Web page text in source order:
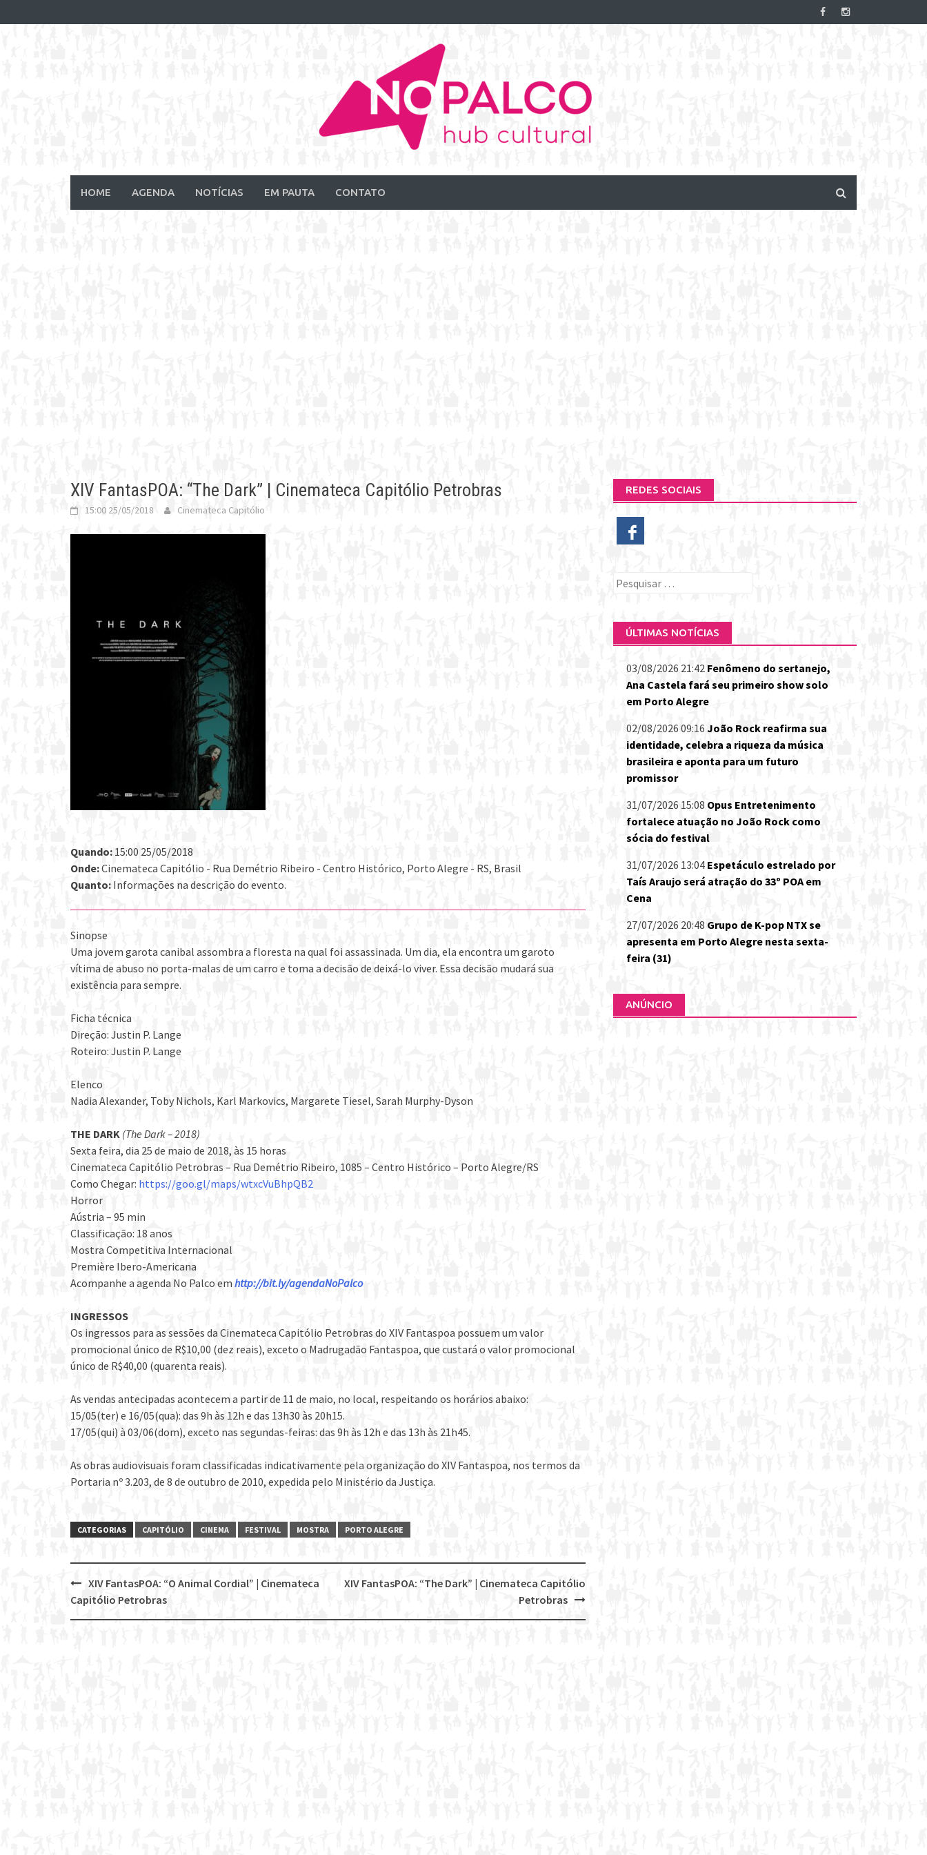
to
HOME AGENDA NOTÍCIAS EM PAUTA CONTATO
XIV FantasPOA: “The Dark” | Cinemateca Capitólio Petrobras
15:00 25/05/2018 Cinemateca Capitólio
Quando: 15:00 25/05/2018
Onde:Cinemateca Capitólio - Rua Demétrio Ribeiro - Centro Histórico, Porto Alegre - RS, Brasil
Quanto: Informações na descrição do evento.
Sinopse
Uma jovem garota canibal assombra a floresta na qual foi assassinada. Um dia, ela encontra um garoto
vítima de abuso no porta-malas de um carro e toma a decisão de deixá-lo viver. Essa decisão mudará sua
existência para sempre.
Ficha técnica
Direção: Justin P. Lange
Roteiro: Justin P. Lange
Elenco
Nadia Alexander, Toby Nichols, Karl Markovics, Margarete Tiesel, Sarah Murphy-Dyson
THE DARK (The Dark – 2018)
Sexta feira, dia 25 de maio de 2018, às 15 horas
Cinemateca Capitólio Petrobras – Rua Demétrio Ribeiro, 1085 – Centro Histórico – Porto Alegre/RS
Como Chegar: https://goo.gl/maps/wtxcVuBhpQB2
Horror
Aústria – 95 min
Classificação: 18 anos
Mostra Competitiva Internacional
Première Ibero-Americana
Acompanhe a agenda No Palco emhttp://bit.ly/agendaNoPalco
INGRESSOS
Os ingressos para as sessões da Cinemateca Capitólio Petrobras do XIV Fantaspoa possuem um valor
promocional único de R$10,00 (dez reais), exceto o Madrugadão Fantaspoa, que custará o valor promocional
único de R$40,00 (quarenta reais).
As vendas antecipadas acontecem a partir de 11 de maio, no local, respeitando os horários abaixo:
15/05(ter) e 16/05(qua): das 9h às 12h e das 13h30 às 20h15.
17/05(qui) à 03/06(dom), exceto nas segundas-feiras: das 9h às 12h e das 13h às 21h45.
As obras audiovisuais foram classificadas indicativamente pela organização do XIV Fantaspoa, nos termos da
Portaria nº 3.203, de 8 de outubro de 2010, expedida pelo Ministério da Justiça.
CATEGORIAS CAPITÓLIO CINEMA FESTIVAL MOSTRA PORTO ALEGRE
Post
navigation
XIV FantasPOA: “The Dark” | Cinemateca Capitólio
Petrobras
XIV FantasPOA: “O Animal Cordial” | Cinemateca
Capitólio Petrobras
REDES SOCIAIS
Pesquisar
ÚLTIMAS NOTÍCIAS
03/08/2026 21:42 Fenômeno do sertanejo,
Ana Castela fará seu primeiro show solo
em Porto Alegre
02/08/2026 09:16 João Rock reafirma sua
identidade, celebra a riqueza da música
brasileira e aponta para um futuro
promissor
31/07/2026 15:08 Opus Entretenimento
fortalece atuação no João Rock como
sócia do festival
31/07/2026 13:04 Espetáculo estrelado por
Taís Araujo será atração do 33º POA em
Cena
27/07/2026 20:48 Grupo de K-pop NTX se
apresenta em Porto Alegre nesta sexta-
feira (31)
ANÚNCIO